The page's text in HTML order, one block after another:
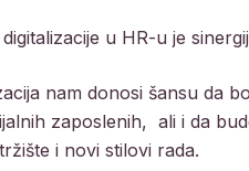
u HR-u je
nam donosi šansu da
zaposlenih, ali i da
i novi stilovi rada.